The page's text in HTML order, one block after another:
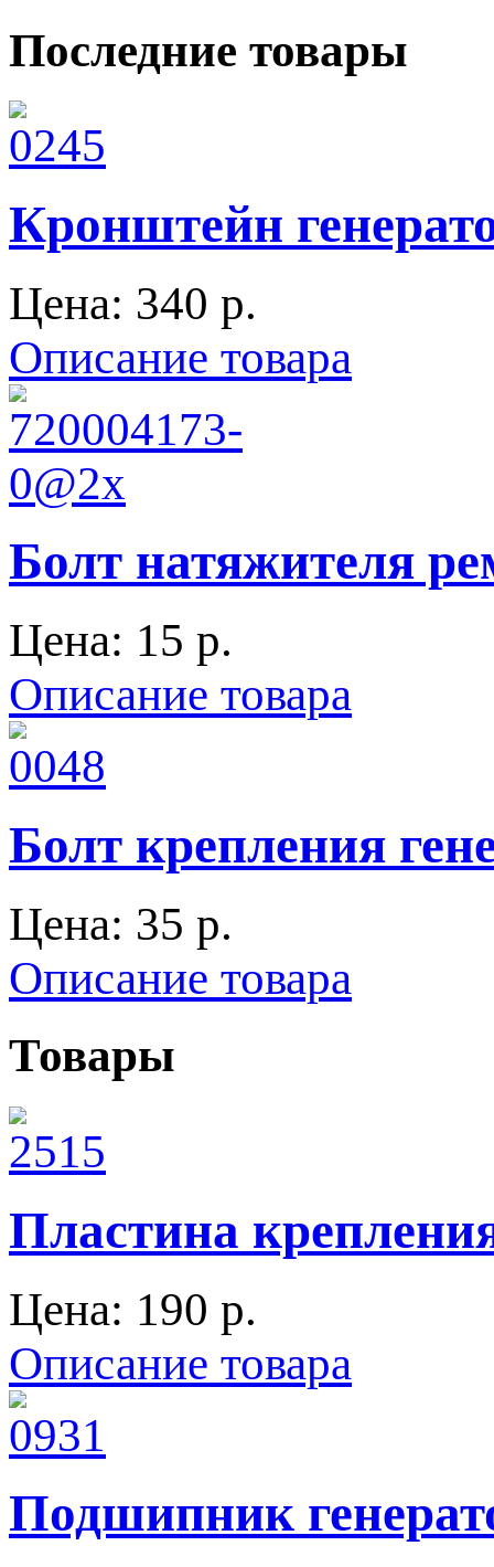
Последние товары
Кронштейн
Цена: 340 p.
Описание товара
Болт натяжителя
Цена: 15 p.
Описание товара
Болт крепления
Цена: 35 p.
Описание товара
Товары
Пластина
Цена: 190 p.
Описание товара
Подшипник